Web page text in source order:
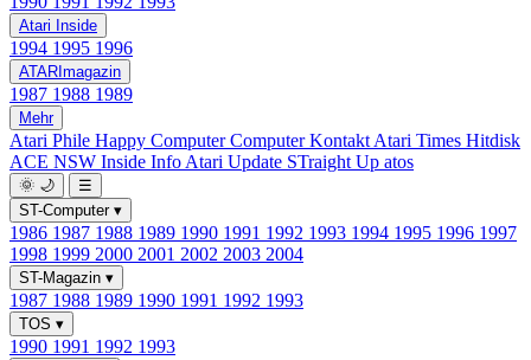
Atari Inside
1994 1995 1996
ATARImagazin
1987 1988 1989
Mehr
Atari Phile Happy ComputerComputer Kontakt Atari Times Hitdisk
ACE NSW Inside Info Atari Update STraight Up atos
🌞 🌙
☰
ST-Computer ▾
1986 1987 1988 1989 1990 1991 1992 1993 1994 1995 1996 1997
1998 1999 2000 2001 2002 2003 2004
ST-Magazin ▾
1987 1988 1989 1990 1991 1992 1993
TOS ▾
1990 1991 1992 1993